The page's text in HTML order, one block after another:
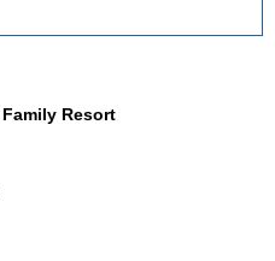
Resort